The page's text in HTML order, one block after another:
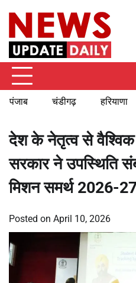
content
पंजाब चंडीगढ़ हरियाणा
देश के नेतृत्व से
सरकार ने उपस्थिति
मिशन समर्थ 2026-
Posted on April 10, 2026